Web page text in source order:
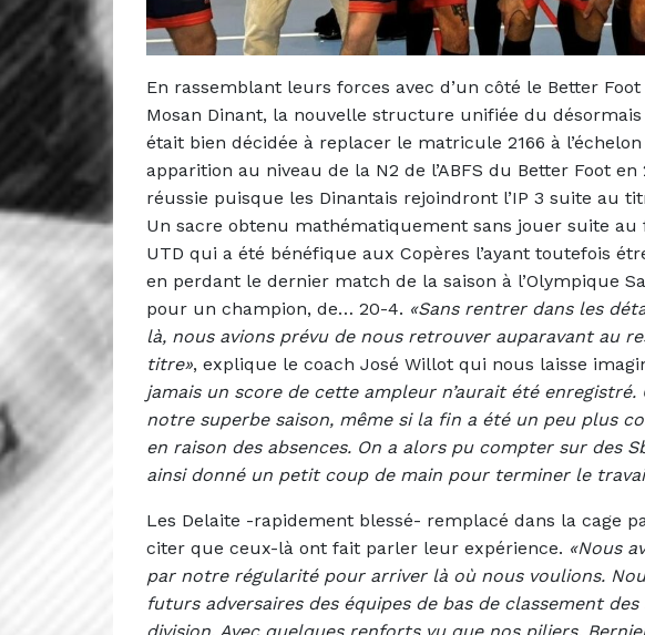
En rassemblant leurs forces avec d’un côté le Better
Mosan Dinant, la nouvelle structure unifiée du
était bien décidée à replacer le matricule 2166 à
apparition au niveau de la N2 de l’ABFS du Better Foot en
réussie puisque les Dinantais rejoindront l’IP 3 suite au
Un sacre obtenu mathématiquement sans jouer suite
UTD qui a été bénéfique aux Copères l’ayant toutefois
en perdant le dernier match de la saison à l’Olympique
pour un champion, de… 20-4. «Sans rentrer dans les
là, nous avions prévu de nous retrouver auparavant au
titre», explique le coach José Willot qui nous laisse
jamais un score de cette ampleur n’aurait été enregistré.
notre superbe saison, même si la fin a été un peu plus
en raison des absences. On a alors pu compter sur des
ainsi donné un petit coup de main pour terminer le
Les Delaite -rapidement blessé- remplacé dans la cage
citer que ceux-là ont fait parler leur expérience. «Nous
par notre régularité pour arriver là où nous voulions.
futurs adversaires des équipes de bas de classement